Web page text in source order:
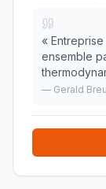
«
ensemble
se soit
— Gerald